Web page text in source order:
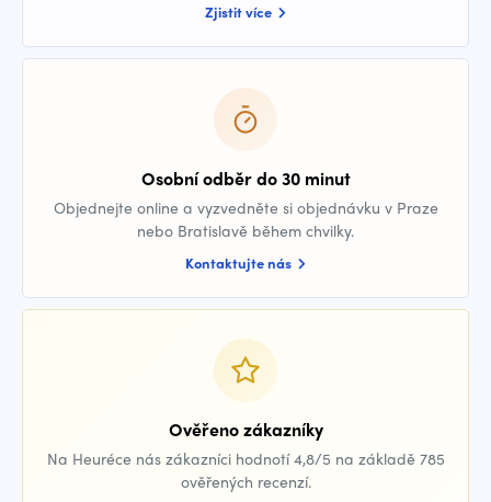
Zjistit více
Osobní odběr do 30 minut
Objednejte online a vyzvedněte si objednávku v Praze
nebo Bratislavě během chvilky.
Kontaktujte nás
Ověřeno zákazníky
Na Heuréce nás zákazníci hodnotí 4,8/5 na základě 785
ověřených recenzí.